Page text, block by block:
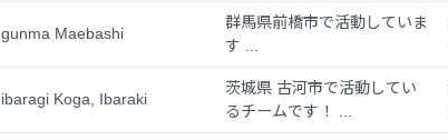
gunma Maebashi
群馬県前橋市で活動していま
す ...
ibaragi Koga, Ibaraki
茨城県 古河市で活動してい
るチームです！ ...